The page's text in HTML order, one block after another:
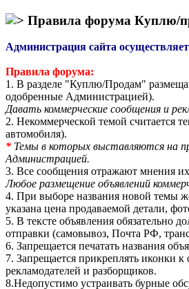
Правила форума Куплю/
Администрация сайта
Правила форума:
1. В разделе "Куплю/Продам"
одобренные Администрацией).
Давать коммерческие сообщения и
2. Некоммерческой темой считается
автомобиля).
* Темы в которых выставляются на
Администрацией.
3. Все сообщения отражают мнения
Любое размещение объявлений
4. При выборе названия новой темы
указана цена продаваемой детали,
5. В тексте объявления обязательно
отправки (самовывоз, Почта РФ,
6. Запрещается печатать
7. Запрещается прикреплять иконки
рекламодателей и разборщиков.
8.Недопустимо устраивать бурные